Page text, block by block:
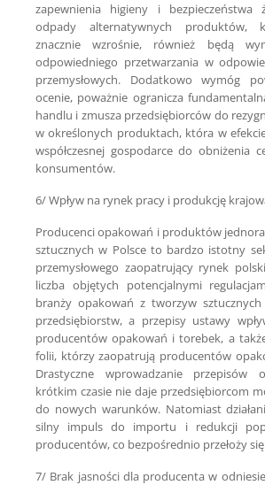
zapewnienia higieny i bezpieczeństwa
odpady alternatywnych produktów,
znacznie wzrośnie, również będą
odpowiedniego przetwarzania w
przemysłowych. Dodatkowo wymóg
ocenie, poważnie ogranicza
handlu i zmusza przedsiębiorców do
w określonych produktach, która w
współczesnej gospodarce do obniżenia
konsumentów.
6/ Wpływ na rynek pracy i produkcję
Producenci opakowań i produktów
sztucznych w Polsce to bardzo istotny
przemysłowego zaopatrujący rynek
liczba objętych potencjalnymi
branży opakowań z tworzyw
przedsiębiorstw, a przepisy ustawy
producentów opakowań i torebek, a
folii, którzy zaopatrują producentów
Drastyczne wprowadzanie przepisów
krótkim czasie nie daje przedsiębiorcom
do nowych warunków. Natomiast
silny impuls do importu i redukcji
producentów, co bezpośrednio przełoży
7/ Brak jasności dla producenta w